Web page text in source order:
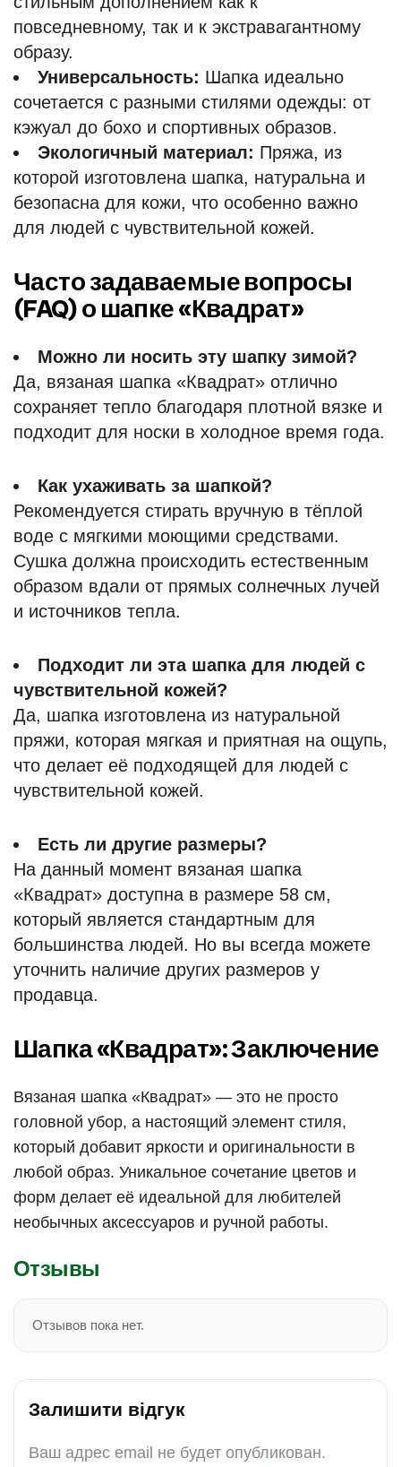
повседневному, так и к экстравагантному
образу.
Универсальность: Шапка идеально
сочетается с разными стилями одежды: от
кэжуал до бохо и спортивных образов.
Экологичный материал: Пряжа, из
которой изготовлена шапка, натуральна и
безопасна для кожи, что особенно важно
для людей с чувствительной кожей.
Часто задаваемые вопросы
(FAQ) о шапке «Квадрат»
Можно ли носить эту шапку зимой?
Да, вязаная шапка «Квадрат» отлично
сохраняет тепло благодаря плотной вязке и
подходит для носки в холодное время года.
Как ухаживать за шапкой?
Рекомендуется стирать вручную в тёплой
воде с мягкими моющими средствами.
Сушка должна происходить естественным
образом вдали от прямых солнечных лучей
и источников тепла.
Подходит ли эта шапка для людей с
чувствительной кожей?
Да, шапка изготовлена из натуральной
пряжи, которая мягкая и приятная на ощупь,
что делает её подходящей для людей с
чувствительной кожей.
Есть ли другие размеры?
На данный момент вязаная шапка
«Квадрат» доступна в размере 58 см,
который является стандартным для
большинства людей. Но вы всегда можете
уточнить наличие других размеров у
продавца.
Шапка «Квадрат»: Заключение
Вязаная шапка «Квадрат» — это не просто
головной убор, а настоящий элемент стиля,
который добавит яркости и оригинальности в
любой образ. Уникальное сочетание цветов и
форм делает её идеальной для любителей
необычных аксессуаров и ручной работы.
Отзывы
Отзывов пока нет.
Залишити відгук
Ваш адрес email не будет опубликован.